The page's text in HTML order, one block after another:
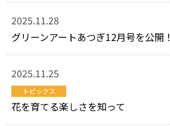
2025.11.28
グリーンアートあつぎ12月号を公開！
2025.11.25
トピックス
花を育てる楽しさを知って